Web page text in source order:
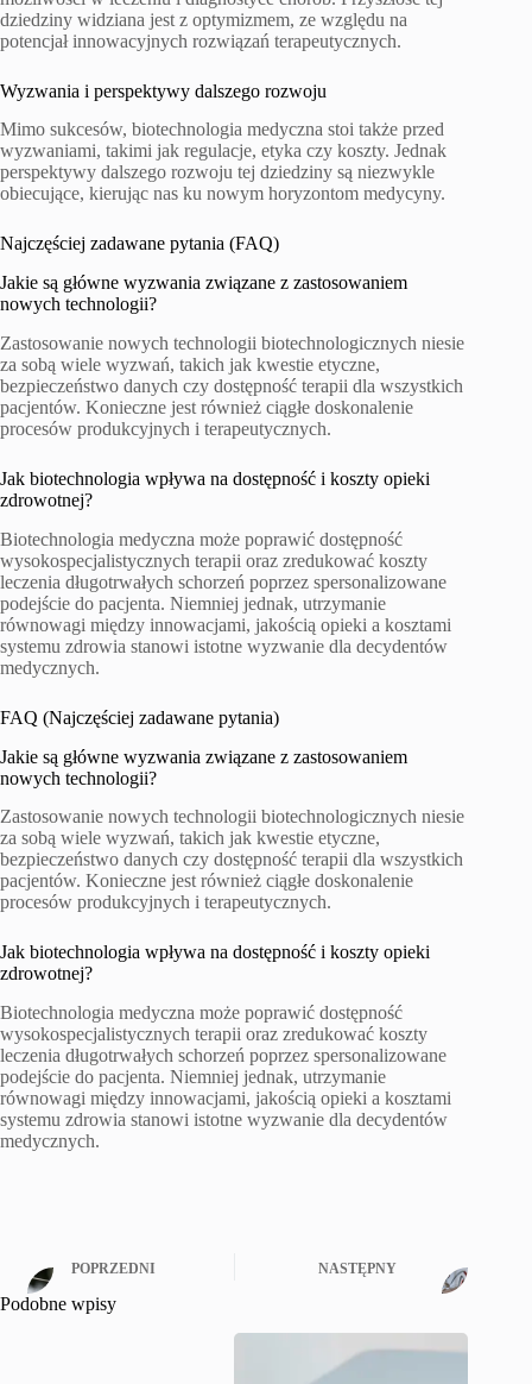
dziedziny widziana jest z optymizmem, ze względu na
potencjał innowacyjnych rozwiązań terapeutycznych.
Wyzwania i perspektywy dalszego rozwoju
Mimo sukcesów, biotechnologia medyczna stoi także przed
wyzwaniami, takimi jak regulacje, etyka czy koszty. Jednak
perspektywy dalszego rozwoju tej dziedziny są niezwykle
obiecujące, kierując nas ku nowym horyzontom medycyny.
Najczęściej zadawane pytania (FAQ)
Jakie są główne wyzwania związane z zastosowaniem
nowych technologii?
Zastosowanie nowych technologii biotechnologicznych niesie
za sobą wiele wyzwań, takich jak kwestie etyczne,
bezpieczeństwo danych czy dostępność terapii dla wszystkich
pacjentów. Konieczne jest również ciągłe doskonalenie
procesów produkcyjnych i terapeutycznych.
Jak biotechnologia wpływa na dostępność i koszty opieki
zdrowotnej?
Biotechnologia medyczna może poprawić dostępność
wysokospecjalistycznych terapii oraz zredukować koszty
leczenia długotrwałych schorzeń poprzez spersonalizowane
podejście do pacjenta. Niemniej jednak, utrzymanie
równowagi między innowacjami, jakością opieki a kosztami
systemu zdrowia stanowi istotne wyzwanie dla decydentów
medycznych.
FAQ (Najczęściej zadawane pytania)
Jakie są główne wyzwania związane z zastosowaniem
nowych technologii?
Zastosowanie nowych technologii biotechnologicznych niesie
za sobą wiele wyzwań, takich jak kwestie etyczne,
bezpieczeństwo danych czy dostępność terapii dla wszystkich
pacjentów. Konieczne jest również ciągłe doskonalenie
procesów produkcyjnych i terapeutycznych.
Jak biotechnologia wpływa na dostępność i koszty opieki
zdrowotnej?
Biotechnologia medyczna może poprawić dostępność
wysokospecjalistycznych terapii oraz zredukować koszty
leczenia długotrwałych schorzeń poprzez spersonalizowane
podejście do pacjenta. Niemniej jednak, utrzymanie
równowagi między innowacjami, jakością opieki a kosztami
systemu zdrowia stanowi istotne wyzwanie dla decydentów
medycznych.
POPRZEDNI NASTĘPNY
Podobne wpisy